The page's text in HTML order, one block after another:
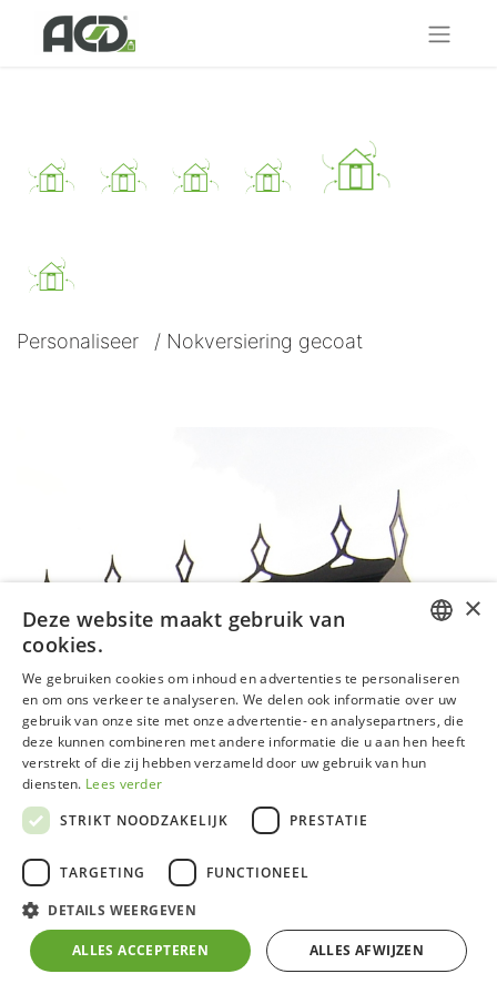
Personaliseer / Nokversiering gecoat
Nokversiering gecoat
Door de nokversiering krijgt je serre een authenieke
GERMAN
FRENCH
×
Deze website maakt gebruik van
cookies.
We gebruiken cookies om inhoud en advertenties te personaliseren
en om ons verkeer te analyseren. We delen ook informatie over uw
gebruik van onze site met onze advertentie- en analysepartners, die
deze kunnen combineren met andere informatie die u aan hen heeft
verstrekt of die zij hebben verzameld door uw gebruik van hun
diensten. Lees verder
STRIKT NOODZAKELIJK
PRESTATIE
TARGETING FUNCTIONEEL
DETAILS WEERGEVEN
ALLES ACCEPTEREN ALLES AFWIJZEN